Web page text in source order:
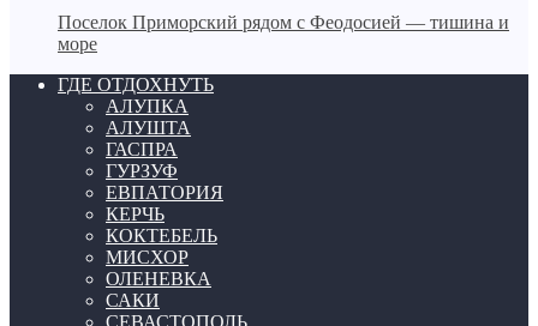
Поселок Приморский рядом с Феодосией — тишина и
море
ГДЕ ОТДОХНУТЬ
АЛУПКА
АЛУШТА
ГАСПРА
ГУРЗУФ
ЕВПАТОРИЯ
КЕРЧЬ
КОКТЕБЕЛЬ
МИСХОР
ОЛЕНЕВКА
САКИ
СЕВАСТОПОЛЬ